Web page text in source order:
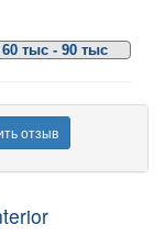
60 тыс - 90 тыс
отзыв